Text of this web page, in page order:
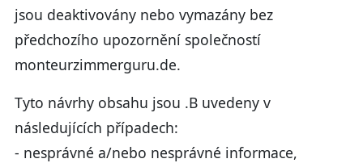
jsou deaktivovány nebo vymazány bez
předchozího upozornění společností
monteurzimmerguru.de.
Tyto návrhy obsahu jsou .B uvedeny v
následujících případech:
- nesprávné a/nebo nesprávné informace,